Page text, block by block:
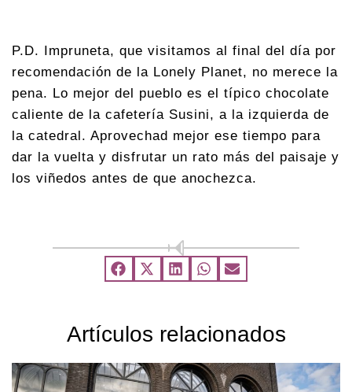
P.D. Impruneta, que visitamos al final del día por
recomendación de la Lonely Planet, no merece la
pena. Lo mejor del pueblo es el típico chocolate
caliente de la cafetería Susini, a la izquierda de
la catedral. Aprovechad mejor ese tiempo para
dar la vuelta y disfrutar un rato más del paisaje y
los viñedos antes de que anochezca.
Artículos relacionados